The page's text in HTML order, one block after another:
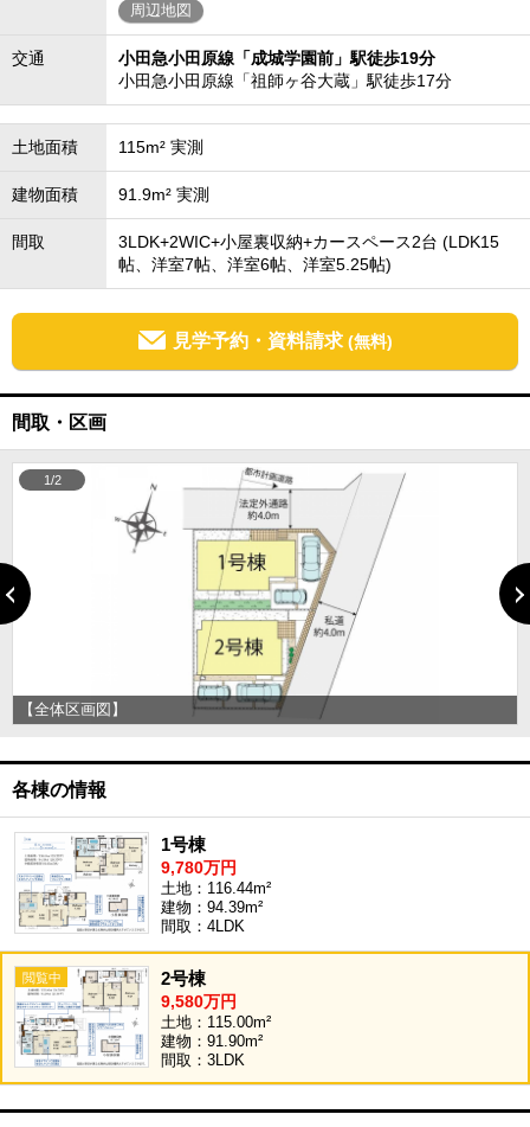
周辺地図
交通
小田急小田原線「成城学園前」駅徒歩19分
小田急小田原線「祖師ヶ谷大蔵」駅徒歩17分
土地面積 115m² 実測
建物面積 91.9m² 実測
間取
3LDK+2WIC+小屋裏収納+カースペース2台 (LDK15
帖、洋室7帖、洋室6帖、洋室5.25帖)
見学予約・資料請求 (無料)
間取・区画
【全体区画図】
1/2
各棟の情報
1号棟
9,780万円
土地：116.44m²
建物：94.39m²
間取：4LDK
2号棟
9,580万円
土地：115.00m²
建物：91.90m²
間取：3LDK